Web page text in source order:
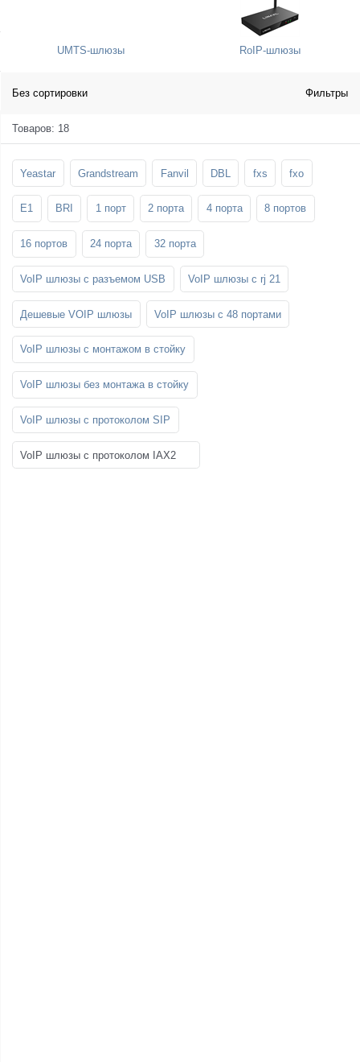
UMTS-шлюзы RoIP-шлюзы
Без сортировки Фильтры
Товаров: 18
Yeastar Grandstream Fanvil DBL fxs fxo
E1 BRI 1 порт 2 порта 4 порта 8 портов
16 портов 24 порта 32 порта
VoIP шлюзы с разъемом USB VoIP шлюзы с rj 21
Дешевые VOIP шлюзы VoIP шлюзы с 48 портами
VoIP шлюзы с монтажом в стойку
VoIP шлюзы без монтажа в стойку
VoIP шлюзы с протоколом SIP
VoIP шлюзы с протоколом IAX2
3G/4G LTE и ADSL модемы
Мобильные телефоны